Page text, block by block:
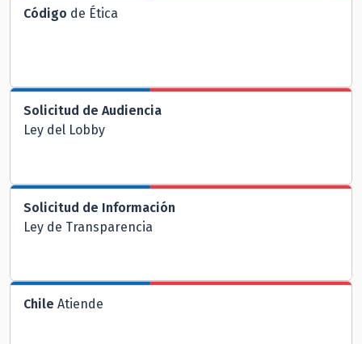
Código de Ética
Solicitud de Audiencia
Ley del Lobby
Solicitud de Información
Ley de Transparencia
Chile Atiende